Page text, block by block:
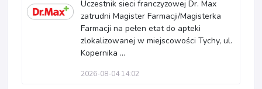
Uczestnik sieci franczyzowej Dr. Max
zatrudni Magister Farmacji/Magisterka
Farmacji na pełen etat do apteki
zlokalizowanej w miejscowości Tychy, ul.
Kopernika ...
2026-08-04 14:02